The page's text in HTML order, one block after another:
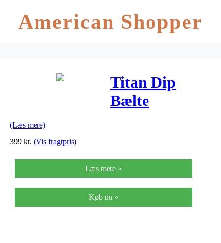
American Shopper
Titan Dip
Bælte
(Læs mere)
399 kr. (Vis fragtpris)
Læs mere »
Køb nu »